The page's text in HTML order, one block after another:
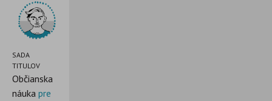
SADA
TITULOV
Občianska
náuka pre